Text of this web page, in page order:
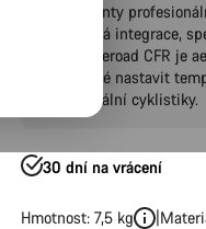
Komponenty
systémová integrace,
úprava: Aeroad CFR je
připravené nastavit
profesionální cyklistiky.
30 dní na vrácení
Hmotnost: 7,5 kg